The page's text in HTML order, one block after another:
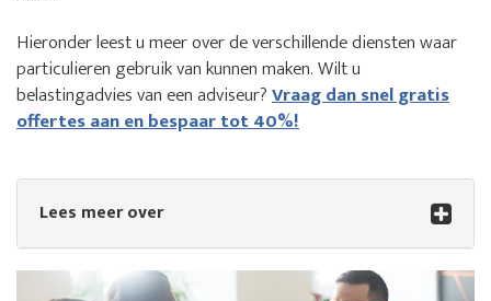
Hieronder leest u meer over de verschillende diensten waar
particulieren gebruik van kunnen maken. Wilt u
belastingadvies van een adviseur?Vraag dan snel gratis
offertes aan en bespaar tot 40%!
Lees meer over